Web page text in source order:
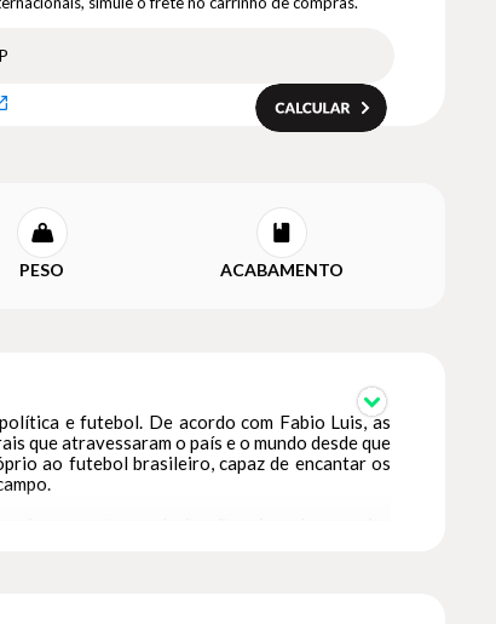
PESO ACABAMENTO
e futebol. De acordo com Fabio Luis, as
que atravessaram o país e o mundo desde que
ao futebol brasileiro, capaz de encantar os